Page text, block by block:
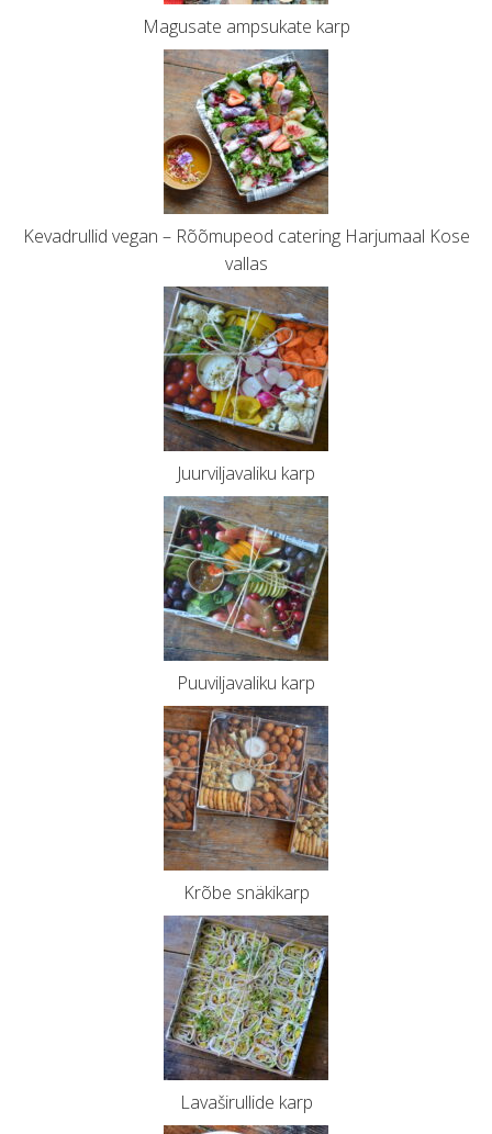
Magusate ampsukate karp
Kevadrullid vegan – Rõõmupeod catering Harjumaal Kose
vallas
Juurviljavaliku karp
Puuviljavaliku karp
Krõbe snäkikarp
Lavaširullide karp